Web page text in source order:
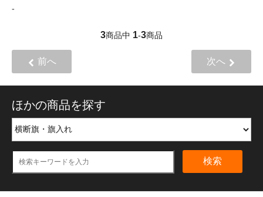
-
3商品中 1-3商品
前へ 次へ
ほかの商品を探す
検索